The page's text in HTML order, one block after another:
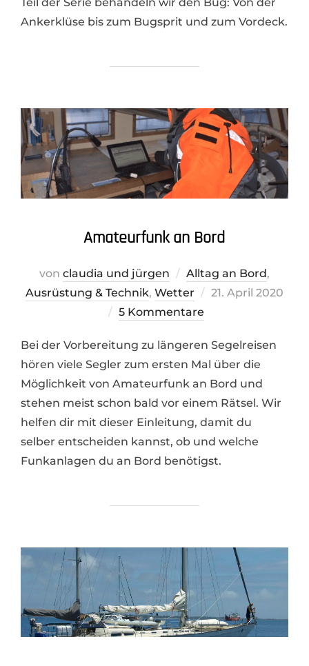
Ankerklüse bis zum Bugsprit und zum Vordeck.
Amateurfunk an Bord
von claudia und jürgen Alltag an Bord,
Ausrüstung & Technik, Wetter
Veröffentlicht
21. April 2020
5 Kommentare
Bei der Vorbereitung zu längeren Segelreisen
hören viele Segler zum ersten Mal über die
Möglichkeit von Amateurfunk an Bord und
stehen meist schon bald vor einem Rätsel. Wir
helfen dir mit dieser Einleitung, damit du
selber entscheiden kannst, ob und welche
Funkanlagen du an Bord benötigst.